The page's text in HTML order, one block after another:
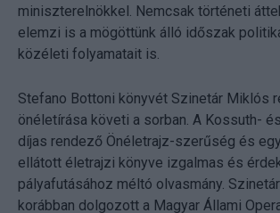
miniszterelnökkel. Nemcsak történeti
elemzi is a mögöttünk álló időszak
közéleti folyamatait is.
Stefano Bottoni könyvét Szinetár Miklós
önéletírása követi a sorban. A Kossuth-
díjas rendező Önéletrajz-szerűség és
ellátott életrajzi könyve izgalmas és
pályafutásához méltó olvasmány.
korábban dolgozott a Magyar Állami